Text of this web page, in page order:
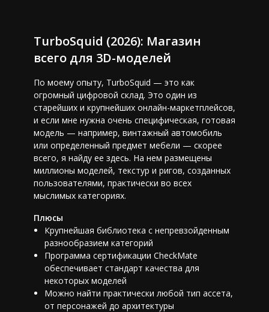
TurboSquid (2026): Магазин
всего для 3D-моделей
По моему опыту, TurboSquid — это как
огромный цифровой склад. Это один из
старейших и крупнейших онлайн-маркетплейсов,
и если мне нужна очень специфическая, готовая
модель — например, винтажный автомобиль
или определенный предмет мебели — скорее
всего, я найду ее здесь. На нем размещены
миллионы моделей, текстур и ригов, созданных
пользователями, практически во всех
мыслимых категориях.
Плюсы
Крупнейшая библиотека с непревзойденным
разнообразием категорий
Программа сертификации CheckMate
обеспечивает стандарт качества для
некоторых моделей
Можно найти практически любой тип ассета,
от персонажей до архитектуры